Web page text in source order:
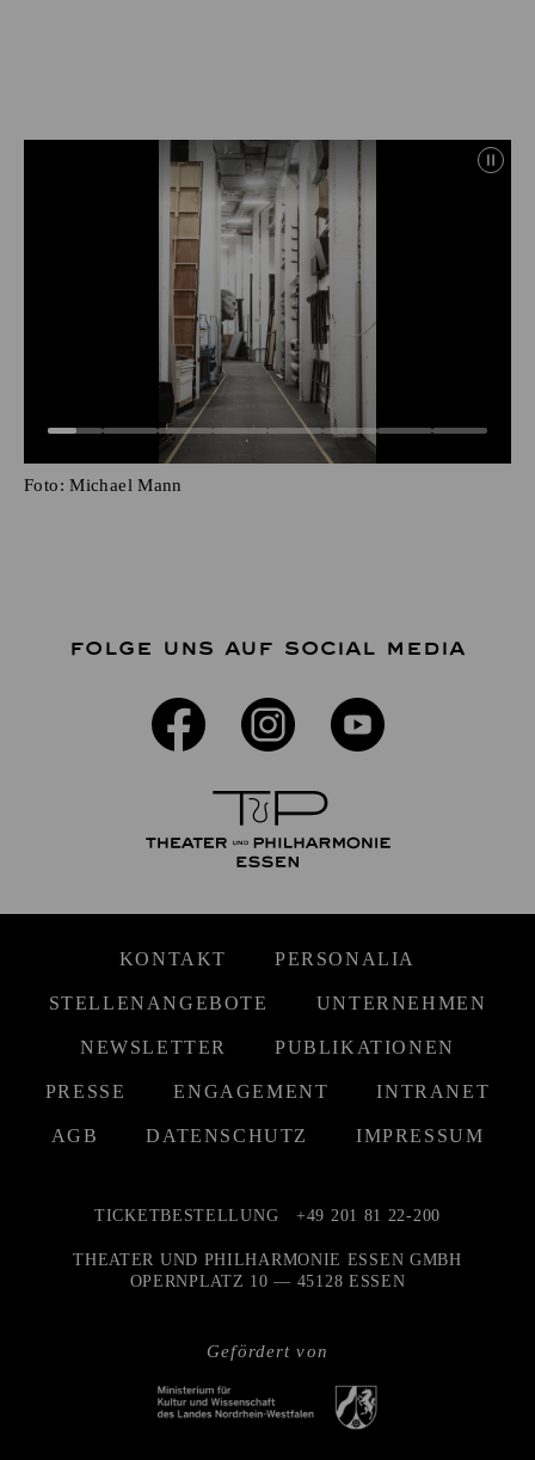
Foto: Michael Mann
FOLGE UNS AUF SOCIAL MEDIA
KONTAKT PERSONALIA
STELLENANGEBOTE UNTERNEHMEN
NEWSLETTER PUBLIKATIONEN
PRESSE ENGAGEMENT INTRANET
AGB DATENSCHUTZ IMPRESSUM
Gefördert von
TICKETBESTELLUNG +49 201 81 22-200
THEATER UND PHILHARMONIE ESSEN GMBH
OPERNPLATZ 10 — 45128 ESSEN